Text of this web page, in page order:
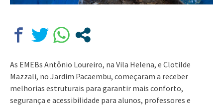
As EMEBs Antônio Loureiro, na Vila Helena, e Clotilde
Mazzali, no Jardim Pacaembu, começaram a receber
melhorias estruturais para garantir mais conforto,
segurança e acessibilidade para alunos, professores e